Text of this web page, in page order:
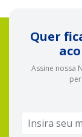
Quer
Assine nossa